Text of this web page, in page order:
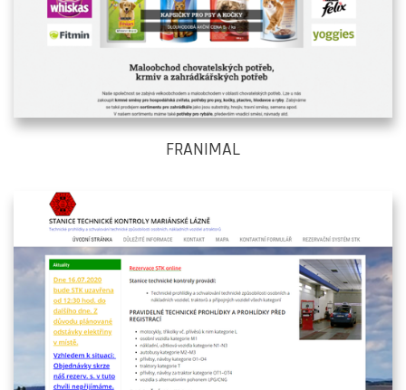
FRANIMAL